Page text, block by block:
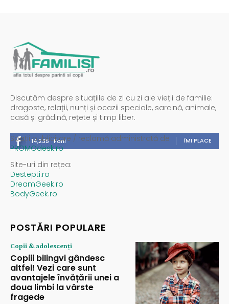
Discutăm despre situațiile de zi cu zi ale vieții de familie:
dragoste, relații, nunți și ocazii speciale, sarcină, animale,
casă și grădină, rețete și timp liber.
14,235 Fani ÎMI PLACE
Spații publicitare / reclamă administrată de
PROMOdesk.ro
Site-uri din rețea:
Destepti.ro
DreamGeek.ro
BodyGeek.ro
POSTĂRI POPULARE
Copii & adolescenți
Copiii bilingvi gândesc
altfel! Vezi care sunt
avantajele învățării unei a
doua limbi la vârste
fragede